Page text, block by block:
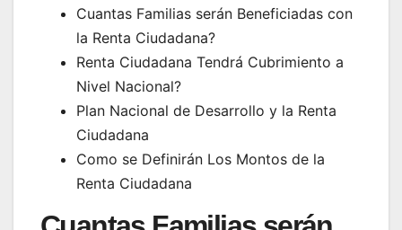
Cuantas Familias serán Beneficiadas con
la Renta Ciudadana?
Renta Ciudadana Tendrá Cubrimiento a
Nivel Nacional?
Plan Nacional de Desarrollo y la Renta
Ciudadana
Como se Definirán Los Montos de la
Renta Ciudadana